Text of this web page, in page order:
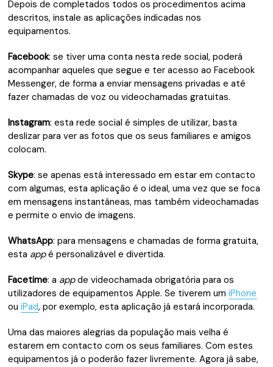
Depois de completados todos os procedimentos acima
descritos, instale as aplicações indicadas nos
equipamentos.
Facebook: se tiver uma conta nesta rede social, poderá
acompanhar aqueles que segue e ter acesso ao Facebook
Messenger, de forma a enviar mensagens privadas e até
fazer chamadas de voz ou videochamadas gratuitas.
Instagram: esta rede social é simples de utilizar, basta
deslizar para ver as fotos que os seus familiares e amigos
colocam.
Skype: se apenas está interessado em estar em contacto
com algumas, esta aplicação é o ideal, uma vez que se foca
em mensagens instantâneas, mas também videochamadas
e permite o envio de imagens.
WhatsApp: para mensagens e chamadas de forma gratuita,
esta appé personalizável e divertida.
Facetime: a appde videochamada obrigatória para os
utilizadores de equipamentos Apple. Se tiverem umiPhone
ouiPad, por exemplo, esta aplicação já estará incorporada.
Uma das maiores alegrias da população mais velha é
estarem em contacto com os seus familiares. Com estes
equipamentos já o poderão fazer livremente. Agora já sabe,